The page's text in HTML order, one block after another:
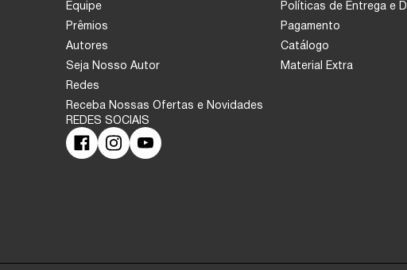
Equipe
Prêmios
Autores
Seja Nosso Autor
Redes
Receba Nossas Ofertas e Novidades
Políticas de Entrega e
Pagamento
Catálogo
Material Extra